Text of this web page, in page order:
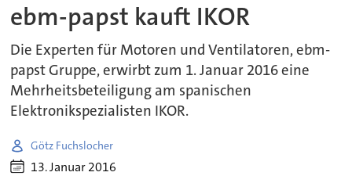
ebm-papst kauft IKOR
Die Experten für Motoren und Ventilatoren, ebm-
papst Gruppe, erwirbt zum 1. Januar 2016 eine
Mehrheitsbeteiligung am spanischen
Elektronikspezialisten IKOR.
Götz Fuchslocher
13. Januar 2016